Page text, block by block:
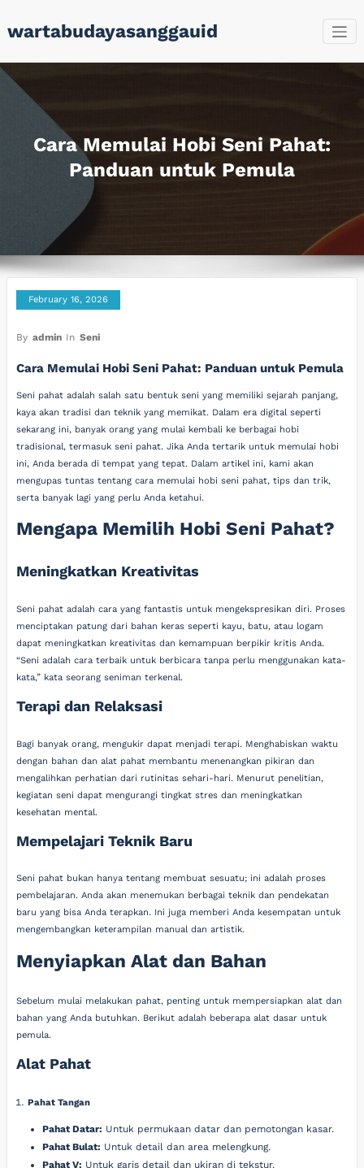
towartabudayasanggauid
Cara Memulai Hobi Seni Pahat:
Panduan untuk Pemula
February 16, 2026
By admin In Seni
Cara Memulai Hobi Seni Pahat: Panduan untuk Pemula
Seni pahat adalah salah satu bentuk seni yang memiliki sejarah panjang,
kaya akan tradisi dan teknik yang memikat. Dalam era digital seperti
sekarang ini, banyak orang yang mulai kembali ke berbagai hobi
tradisional, termasuk seni pahat. Jika Anda tertarik untuk memulai hobi
ini, Anda berada di tempat yang tepat. Dalam artikel ini, kami akan
mengupas tuntas tentang cara memulai hobi seni pahat, tips dan trik,
serta banyak lagi yang perlu Anda ketahui.
Mengapa Memilih Hobi Seni Pahat?
Meningkatkan Kreativitas
Seni pahat adalah cara yang fantastis untuk mengekspresikan diri. Proses
menciptakan patung dari bahan keras seperti kayu, batu, atau logam
dapat meningkatkan kreativitas dan kemampuan berpikir kritis Anda.
“Seni adalah cara terbaik untuk berbicara tanpa perlu menggunakan kata-
kata,” kata seorang seniman terkenal.
Terapi dan Relaksasi
Bagi banyak orang, mengukir dapat menjadi terapi. Menghabiskan waktu
dengan bahan dan alat pahat membantu menenangkan pikiran dan
mengalihkan perhatian dari rutinitas sehari-hari. Menurut penelitian,
kegiatan seni dapat mengurangi tingkat stres dan meningkatkan
kesehatan mental.
Mempelajari Teknik Baru
Seni pahat bukan hanya tentang membuat sesuatu; ini adalah proses
pembelajaran. Anda akan menemukan berbagai teknik dan pendekatan
baru yang bisa Anda terapkan. Ini juga memberi Anda kesempatan untuk
mengembangkan keterampilan manual dan artistik.
Menyiapkan Alat dan Bahan
Sebelum mulai melakukan pahat, penting untuk mempersiapkan alat dan
bahan yang Anda butuhkan. Berikut adalah beberapa alat dasar untuk
pemula.
Alat Pahat
Pahat Tangan
Pahat Datar: Untuk permukaan datar dan pemotongan kasar.
Pahat Bulat: Untuk detail dan area melengkung.
Pahat V: Untuk garis detail dan ukiran di tekstur.